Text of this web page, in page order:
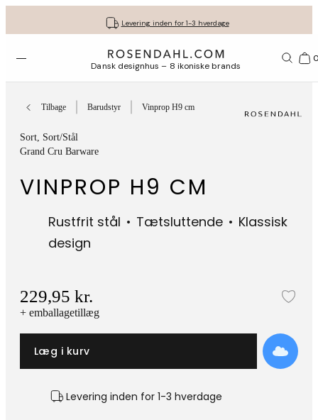
Levering inden for 1-3 hverdage
Fri fragt ved køb for min. 549 kr.
30 dages gratis retur*
Få dine gaver pakket flot ind
Vi er e-mærket
Åbn menuen Dansk designhus – 8 ikoniske brands
Tilbage Barudstyr Vinprop H9 cm
Sort, Sort/Stål
Grand Cru Barware
VINPROP H9 CM
Rustfrit stål Tætsluttende
Klassisk
design
229,95 kr.
+ emballagetillæg
Læg i kurv
Levering inden for 1-3 hverdage